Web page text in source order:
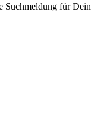
Suchmeldung für Dein